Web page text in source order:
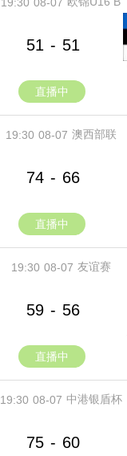
51 - 51
直播中
08-07
19:30 澳西部联
74 - 66
直播中
08-07
19:30 友谊赛
59 - 56
直播中
08-07
19:30 中港银盾杯
75 - 60